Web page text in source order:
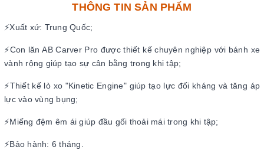
THÔNG TIN SẢN PHẨM
⚡Xuất xứ: Trung Quốc;
⚡Con lăn AB Carver Pro được thiết kế chuyên nghiệp với bánh xe
vành rộng giúp tạo sự cân bằng trong khi tập;
⚡Thiết kế lò xo "Kinetic Engine" giúp tạo lực đối kháng và tăng áp
lực vào vùng bụng;
⚡Miếng đệm êm ái giúp đầu gối thoải mái trong khi tập;
⚡Bảo hành: 6 tháng.